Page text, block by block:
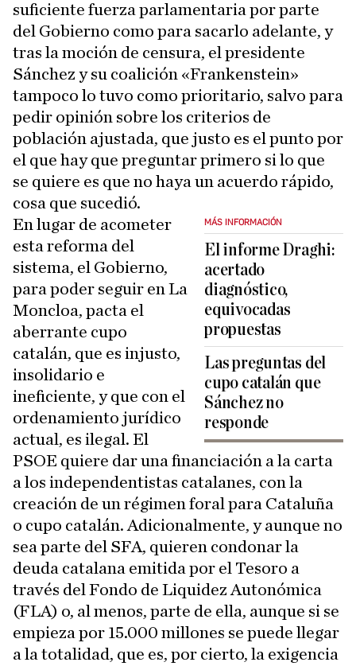
suficiente fuerza parlamentaria por parte
del Gobierno como para sacarlo adelante, y
tras la moción de censura, el presidente
Sánchez y su coalición «Frankenstein»
tampoco lo tuvo como prioritario, salvo para
pedir opinión sobre los criterios de
población ajustada, que justo es el punto por
el que hay que preguntar primero si lo que
se quiere es que no haya un acuerdo rápido,
cosa que sucedió.
MÁS INFORMACIÓN
El informe Draghi:
acertado
diagnóstico,
equivocadas
propuestas
Las preguntas del
cupo catalán que
Sánchez no
responde
En lugar de acometer
esta reforma del
sistema, el Gobierno,
para poder seguir en La
Moncloa, pacta el
aberrante cupo
catalán, que es injusto,
insolidario e
ineficiente, y que con el
ordenamiento jurídico
actual, es ilegal. El
PSOE quiere dar una financiación a la carta
a los independentistas catalanes, con la
creación de un régimen foral para Cataluña
o cupo catalán. Adicionalmente, y aunque no
sea parte del SFA, quieren condonar la
deuda catalana emitida por el Tesoro a
través del Fondo de Liquidez Autonómica
(FLA) o, al menos, parte de ella, aunque si se
empieza por 15.000 millones se puede llegar
a la totalidad, que es, por cierto, la exigencia